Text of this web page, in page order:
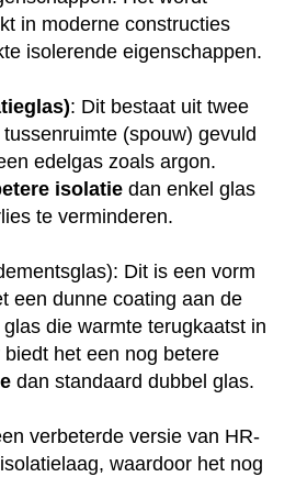
in moderne constructies
isolerende eigenschappen.
: Dit bestaat uit twee
(spouw) gevuld
edelgas zoals argon.
isolatie dan enkel glas
te verminderen.
Dit is een vorm
een dunne coating aan de
die warmte terugkaatst in
het een nog betere
dan standaard dubbel glas.
verbeterde versie van HR-
waardoor het nog